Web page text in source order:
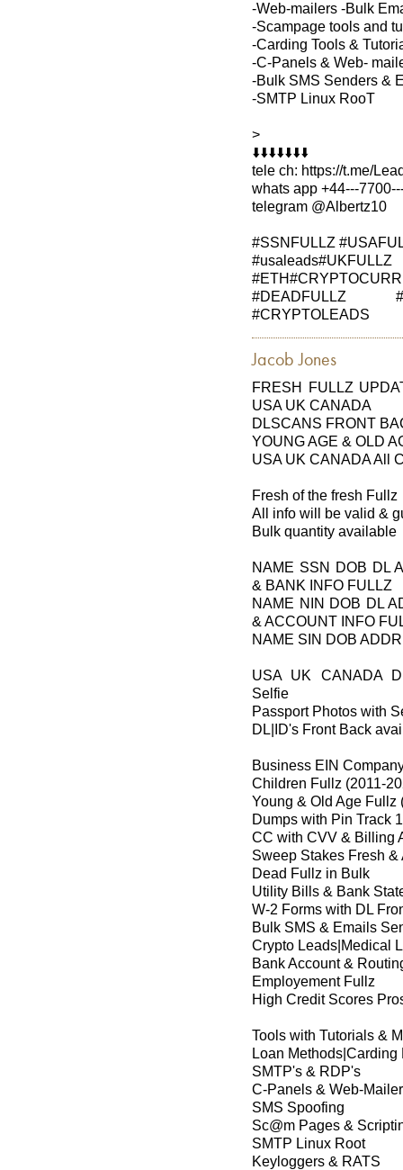
-Web-mailers -Bulk
-Scampage tools and
-Carding Tools &
-C-Panels & Web-
-Bulk SMS Senders &
-SMTP Linux RooT
>
⬇️⬇️⬇️⬇️⬇️⬇️⬇️
tele ch: https://t.me/
whats app +44---
telegram @Albertz10
#SSNFULLZ
#DEADFULLZ
#CRYPTOLEADS
Jacob Jones
FRESH FULLZ
USA UK CANADA
DLSCANS FRONT
YOUNG AGE & OLD
USA UK CANADA All
Fresh of the fresh Fullz
All info will be valid &
Bulk quantity available
NAME SSN DOB DL
& BANK INFO FULLZ
NAME NIN DOB DL
& ACCOUNT INFO
NAME SIN DOB
USA UK CANADA
Selfie
Passport Photos with
DL|ID's Front Back
Business EIN
Children Fullz (2011-
Young & Old Age Fullz
Dumps with Pin Track
CC with CVV & Billing
Sweep Stakes Fresh &
Dead Fullz in Bulk
Utility Bills & Bank
W-2 Forms with DL
Bulk SMS & Emails
Crypto Leads|Medical
Bank Account &
Employement Fullz
High Credit Scores
Tools with Tutorials &
Loan Methods|Carding
SMTP's & RDP's
C-Panels & Web-
SMS Spoofing
Sc@m Pages &
SMTP Linux Root
Keyloggers & RATS